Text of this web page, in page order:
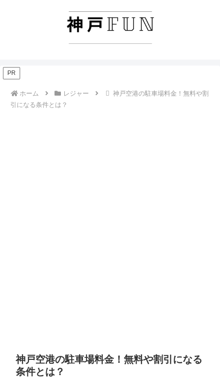
PR
ホーム レジャー
神戸空港の駐車場料金！無料や割
引になる条件とは？
神戸空港の駐車場料金！無料や割引になる
条件とは？